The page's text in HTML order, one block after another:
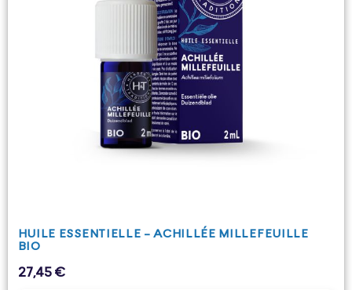
HUILE ESSENTIELLE - ACHILLÉE MILLEFEUILLE
BIO
Prix
27,45 €